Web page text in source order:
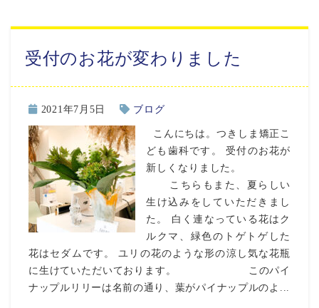
受付のお花が変わりました
2021年7月5日 ブログ
こんにちは。つきしま矯正こ
ども歯科です。 受付のお花が
新しくなりました。
こちらもまた、夏らしい
生け込みをしていただきまし
た。 白く連なっている花はク
ルクマ、緑色のトゲトゲした
花はセダムです。 ユリの花のような形の涼し気な花瓶
に生けていただいております。 このパイ
ナップルリリーは名前の通り、葉がパイナップルのよ...